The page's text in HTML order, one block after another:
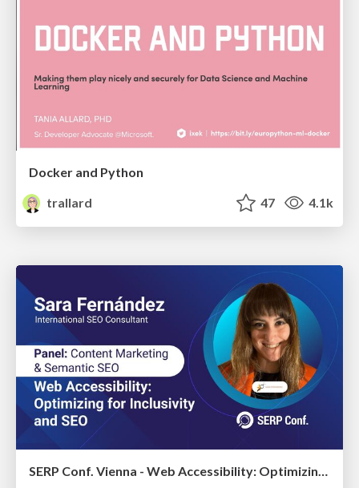
Docker and Python
trallard
47 4.1k
SERP Conf. Vienna - Web Accessibility: Optimizing for Inclusivity and SEO